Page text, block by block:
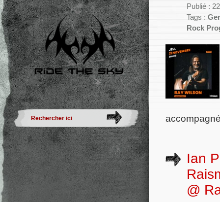
Publié :
Tags :
Rock
Ian
@